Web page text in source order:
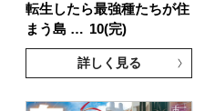
転生したら最強種たちが住
まう島 … 10(完)
詳しく見る